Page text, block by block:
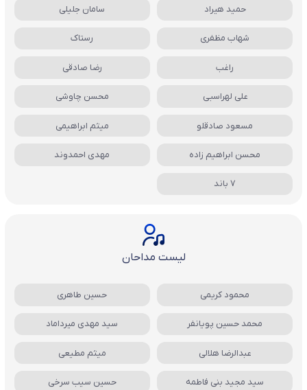
حمید هیراد سامان جلیلی
شهاب مظفری رستاک
راغب رضا صادقی
علی لهراسبی محسن چاوشی
مسعود صادقلو میثم ابراهیمی
محسن ابراهیم زاده مهدی احمدوند
7 باند
لیست مداحان
محمود کریمی حسین طاهری
محمد حسین پویانفر سید مهدی میرداماد
عبدالرضا هلالی میثم مطیعی
سید مجید بنی فاطمه حسین سیب سرخی